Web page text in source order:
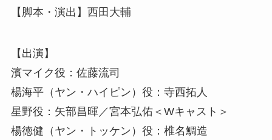
【脚本・演出】西田大輔
【出演】
濱マイク役：佐藤流司
楊海平（ヤン・ハイピン）役：寺西拓人
星野役：矢部昌暉／宮本弘佑＜Wキャスト＞
楊徳健（ヤン・トッケン）役：椎名鯛造